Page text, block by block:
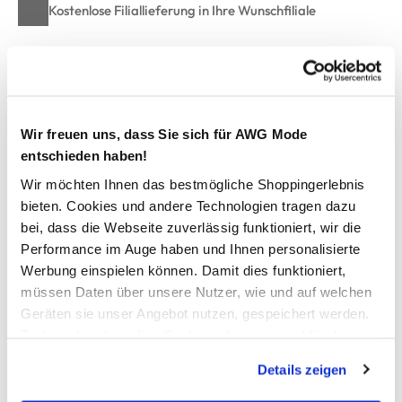
Wir freuen uns, dass Sie sich für AWG Mode
entschieden haben!
Wir möchten Ihnen das bestmögliche Shoppingerlebnis
bieten. Cookies und andere Technologien tragen dazu
bei, dass die Webseite zuverlässig funktioniert, wir die
Performance im Auge haben und Ihnen personalisierte
Werbung einspielen können. Damit dies funktioniert,
müssen Daten über unsere Nutzer, wie und auf welchen
Geräten sie unser Angebot nutzen, gespeichert werden.
werden, werden bei der Nutzung der Webseite auf jeden
Fall gesetzt. Cookies von Drittanbietern für Analyse- oder
Details zeigen
Kostenlose Filiallieferung in Ihre Wunschfiliale
Damen Struktur Cardigan
schicker Struktur Cardian von Lisa Tossa
mit Rundhals-Ausschnitt
hübsches Strickmuster
durchgehend mit Prägeknöpfen geknöpft
schmales Bündchen am Ärmel und am Saum
super angenehmes Material
toller Kombipartner für viele Looks